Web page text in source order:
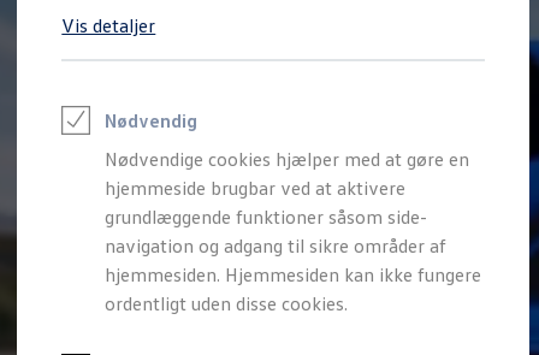
Vis detaljer
Nødvendig
Nødvendige cookies hjælper med at gøre en
hjemmeside brugbar ved at aktivere
grundlæggende funktioner såsom side-
navigation og adgang til sikre områder af
hjemmesiden. Hjemmesiden kan ikke fungere
ordentligt uden disse cookies.
Udregn din rækkevidde
Lær din ID. at kende
Varmepumpe
Energieffektivitet
Teaser Battery Regulation
Software og konnektivitet
ID. Software 6.0
ID.- softwareversioner og opdateringer
Grænseflader til din ID.
Køb og leasing
Lagerbiler til hurtig levering